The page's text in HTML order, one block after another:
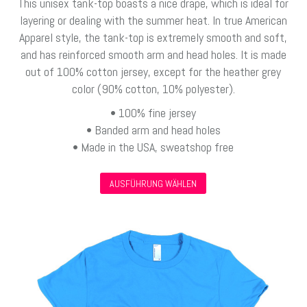
layering or dealing with the summer heat. In true American
Apparel style, the tank-top is extremely smooth and soft,
and has reinforced smooth arm and head holes. It is made
out of 100% cotton jersey, except for the heather grey
color (90% cotton, 10% polyester).
• 100% fine jersey
• Banded arm and head holes
• Made in the USA, sweatshop free
AUSFÜHRUNG WÄHLEN
Produkt
Varianten
auf.